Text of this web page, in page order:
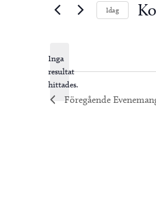
Notis
Inga
resultat
hittades.
Idag
Föregående